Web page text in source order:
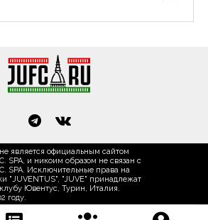
является официальным сайтом
SPA, и никоим образом не связан с
SPA. Исключительные права на
"JUVENTUS", "JUVE" принадлежат
Ювентус, Турин, Италия.
году.